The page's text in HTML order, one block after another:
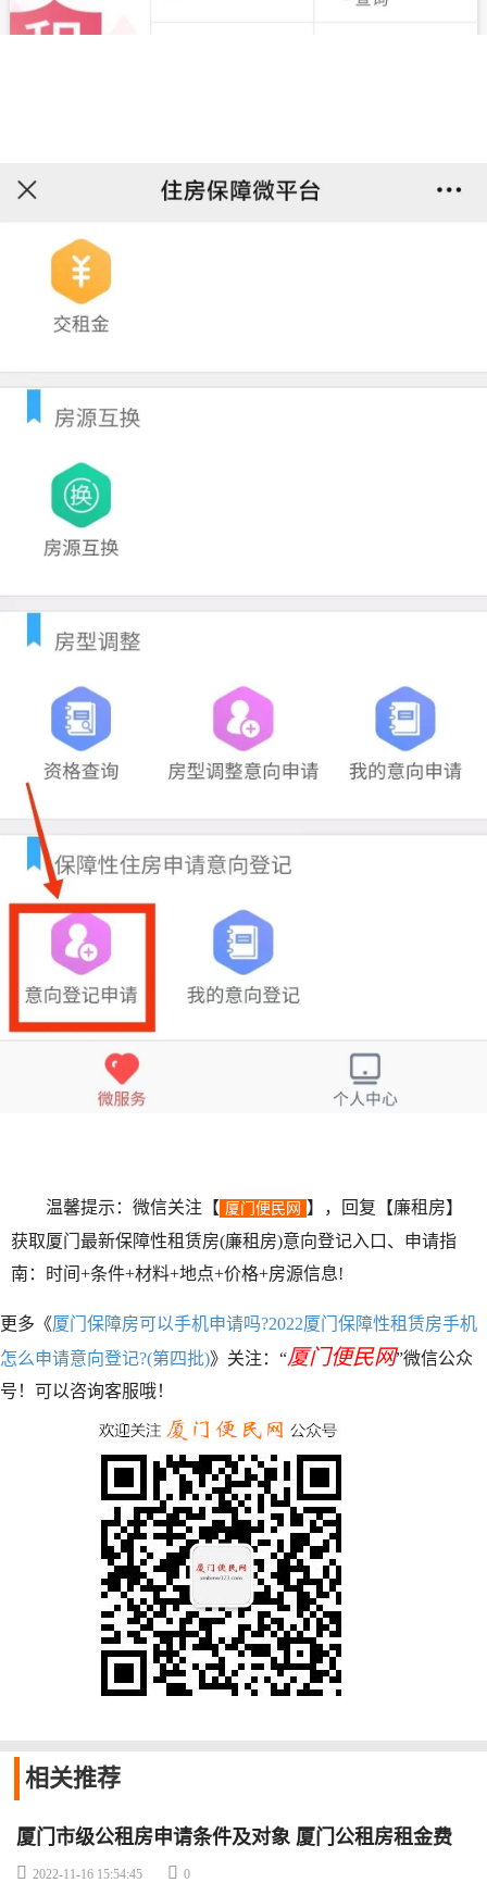
温馨提示：微信关注【 厦门便民网 】，回复【廉租房】
获取厦门最新保障性租赁房(廉租房)意向登记入口、申请指
南：时间+条件+材料+地点+价格+房源信息!
更多《厦门保障房可以手机申请吗?2022厦门保障性租赁房手机
怎么申请意向登记?(第四批)》关注：“厦门便民网”微信公众
号！可以咨询客服哦！
相关推荐
厦门市级公租房申请条件及对象 厦门公租房租金费
用+优惠标准
 2022-11-16 15:54:45  0